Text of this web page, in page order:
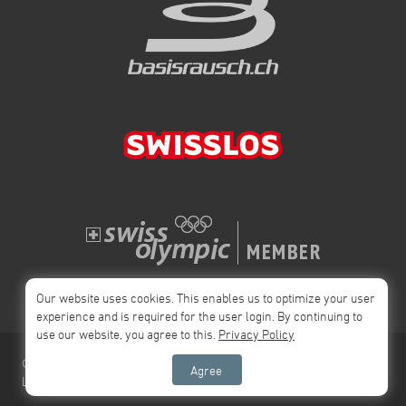
© 2026 Swiss
League
Impressum
Our website uses cookies. This enables us to optimize your user
experience and is required for the user login. By continuing to
use our website, you agree to this. Privacy Policy
Agree